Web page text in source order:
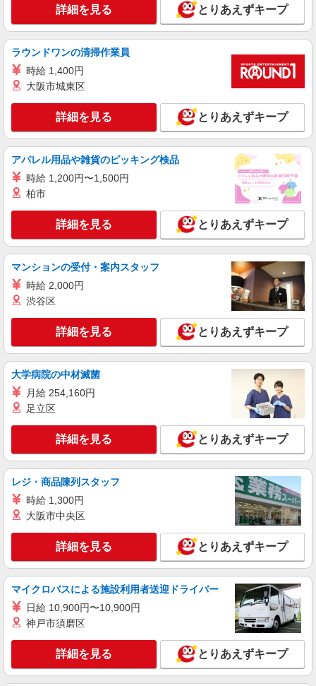
+゜
【au】の携帯販売スタッフ
時給1250円〜 ※残業代支給 ★交通費別途支給
（規定あり） ゜+゜・。○。・゜+゜・。○。・゜
+゜ 入社祝い金10万円支給(規定有) お友達を紹介
頂くと, インセンティブ支給(規定有) ★月2回払
い・週払い可能（規程有）★ ゜・。○。・゜
熊本県熊本市中央区のauショップ
キープ
株式会社シエロ
人気機種に詳しくなれる携帯販売
【softbank】
時給1400円〜1450円（経験・能力による） ※
残業代支給 ★交通費別途支給（規定あり） ゜
+゜・。○。・゜+゜・。○。・゜+゜ 入社祝い金10
万円支給(規定有) お友達を紹介頂くと, インセンテ
ィブ支給(規定有) ★月2回払い・週払い可能（規程
有）★ ゜・。○。・゜+゜・。○。・゜+゜
熊本県熊本市中央区の家電量販店
キープ 詳細を見る
紹介予定派遣
株式会社シエロ
人気機種に詳しくなれる携帯販売【docomo】
時給1400円〜1500円（経験・能力による） ※
残業代支給 ★交通費別途支給（規定あり） ゜
+゜・。○。・゜+゜・。○。・゜+゜ 入社祝い金10
万円支給(規定有) お友達を紹介頂くと, インセンテ
ィブ支給(規定有) ★月2回払い・週払い可能（規程
有）★ ゜・。○。・゜+゜・。○。・゜+゜
熊本県熊本市中央区
詳細を見る
紹介予定派遣
【docomo】の携帯販売スタッフ
時給1200円〜1400円（経験・能力による） ※
残業代支給 ★交通費別途支給（規定あり） ゜
+゜・。○。・゜+゜・。○。・゜+゜ 入社祝い金10
有）★ ゜・。○。・゜+゜・。○。・゜+゜
熊本県熊本市中央区のdocomoショップ
詳細を見る
株式会社シエロ
スマホ携帯販売【エーユー】
時給 未経験1400円〜 時給 経験者1500円〜 ※
残業代支給 ★交通費別途支給（規定あり） ゜
+゜・。○。・゜+゜・。○。・゜+゜ 入社祝い金10
万円支給(規定有) お友達を紹介頂くと, インセンテ
ィブ支給(規定有) ★月2回払い・週払い可能（規程
有）★ ゜・。○。・゜+゜・。○。・゜+゜
熊本県下の家電量販店 ※週単位で勤務地が変
更となります。
詳細を見る
詳細を見る とりあえずキープ
ラウンドワンの清掃作業員
時給 1,400円
大阪市城東区
詳細を見る とりあえずキープ
アパレル用品や雑貨のピッキング検品
時給 1,200円〜1,500円
柏市
詳細を見る とりあえずキープ
マンションの受付・案内スタッフ
時給 2,000円
渋谷区
詳細を見る とりあえずキープ
大学病院の中材滅菌
月給 254,160円
足立区
詳細を見る とりあえずキープ
レジ・商品陳列スタッフ
時給 1,300円
大阪市中央区
詳細を見る とりあえずキープ
マイクロバスによる施設利用者送迎ドライバー
日給 10,900円〜10,900円
神戸市須磨区
詳細を見る とりあえずキープ